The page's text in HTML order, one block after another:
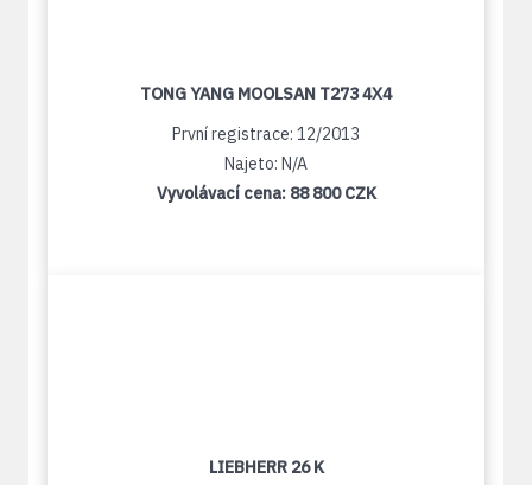
TONG YANG MOOLSAN T273 4X4
První registrace: 12/2013
Najeto: N/A
Vyvolávací cena: 88 800 CZK
LIEBHERR 26 K